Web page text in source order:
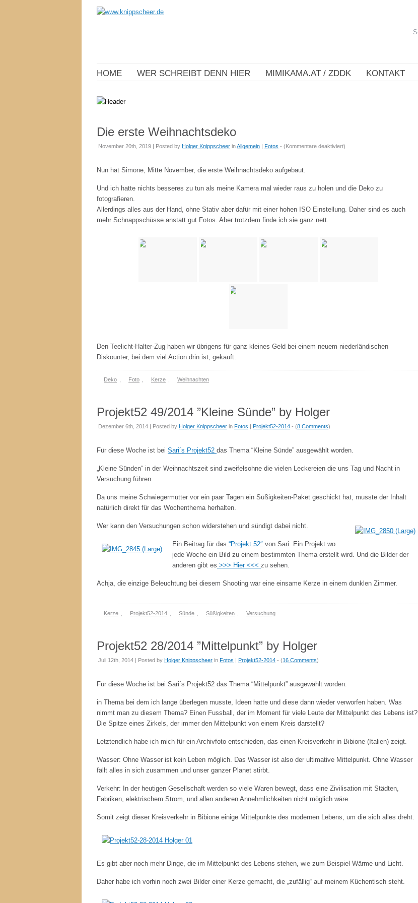
HOME WER SCHREIBT DENN HIER MIMIKAMA.AT / ZDDK KONTAKT
Die erste Weihnachtsdeko
November 20th, 2019 | Posted by Holger Knippscheer inAllgemein | Fotos - (Kommentare deaktiviertfür
)
Nun hat Simone, Mitte November, die erste Weihnachtsdeko aufgebaut.
Und ich hatte nichts besseres zu tun als meine Kamera mal wieder raus zu holen und die Deko zu
fotografieren.
Allerdings alles aus der Hand, ohne Stativ aber dafür mit einer hohen ISO Einstellung. Daher sind es auch
mehr Schnappschüsse anstatt gut Fotos. Aber trotzdem finde ich sie ganz nett.
Den Teelicht-Halter-Zug haben wir übrigens für ganz kleines Geld bei einem neuem niederländischen
Diskounter, bei dem viel Action drin ist, gekauft.
Deko Foto Kerze Weihnachten
Projekt52 49/2014 ”Kleine Sünde” by Holger
Dezember 6th, 2014 | Posted by Holger Knippscheer in Fotos | Projekt52-2014 - (8 Comments)
Für diese Woche ist bei Sari´s Projekt52 das Thema “Kleine Sünde” ausgewählt worden.
„Kleine Sünden“ in der Weihnachtszeit sind zweifelsohne die vielen Leckereien die uns Tag und Nacht in
Versuchung führen.
Da uns meine Schwiegermutter vor ein paar Tagen ein Süßigkeiten-Paket geschickt hat, musste der Inhalt
natürlich direkt für das Wochenthema herhalten.
Wer kann den Versuchungen schon widerstehen und sündigt dabei nicht.
Ein Beitrag für das “Projekt 52″ von Sari. Ein Projekt wo
jede Woche ein Bild zu einem bestimmten Thema erstellt wird. Und die Bilder der
anderen gibt es >>> Hier <<< zu sehen.
Achja, die einzige Beleuchtung bei diesem Shooting war eine einsame Kerze in einem dunklen Zimmer.
Kerze Projekt52-2014 Sünde Süßigkeiten Versuchung
Projekt52 28/2014 ”Mittelpunkt” by Holger
Juli 12th, 2014 | Posted by Holger Knippscheer in Fotos | Projekt52-2014 - (16 Comments)
Für diese Woche ist bei Sari´s Projekt52 das Thema “Mittelpunkt” ausgewählt worden.
in Thema bei dem ich lange überlegen musste, Ideen hatte und diese dann wieder verworfen haben. Was
nimmt man zu diesem Thema? Einen Fussball, der im Moment für viele Leute der Mittelpunkt des Lebens ist?
Die Spitze eines Zirkels, der immer den Mittelpunkt von einem Kreis darstellt?
Letztendlich habe ich mich für ein Archivfoto entschieden, das einen Kreisverkehr in Bibione (Italien) zeigt.
Wasser: Ohne Wasser ist kein Leben möglich. Das Wasser ist also der ultimative Mittelpunkt. Ohne Wasser
fällt alles in sich zusammen und unser ganzer Planet stirbt.
Verkehr: In der heutigen Gesellschaft werden so viele Waren bewegt, dass eine Zivilisation mit Städten,
Fabriken, elektrischem Strom, und allen anderen Annehmlichkeiten nicht möglich wäre.
Somit zeigt dieser Kreisverkehr in Bibione einige Mittelpunkte des modernen Lebens, um die sich alles dreht.
Es gibt aber noch mehr Dinge, die im Mittelpunkt des Lebens stehen, wie zum Beispiel Wärme und Licht.
Daher habe ich vorhin noch zwei Bilder einer Kerze gemacht, die „zufällig“ auf meinem Küchentisch steht.